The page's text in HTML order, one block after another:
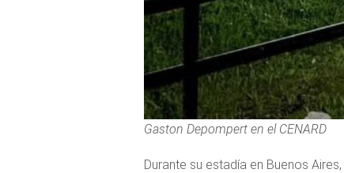
Gaston Depompert en el CENARD
Durante su estadía en Buenos